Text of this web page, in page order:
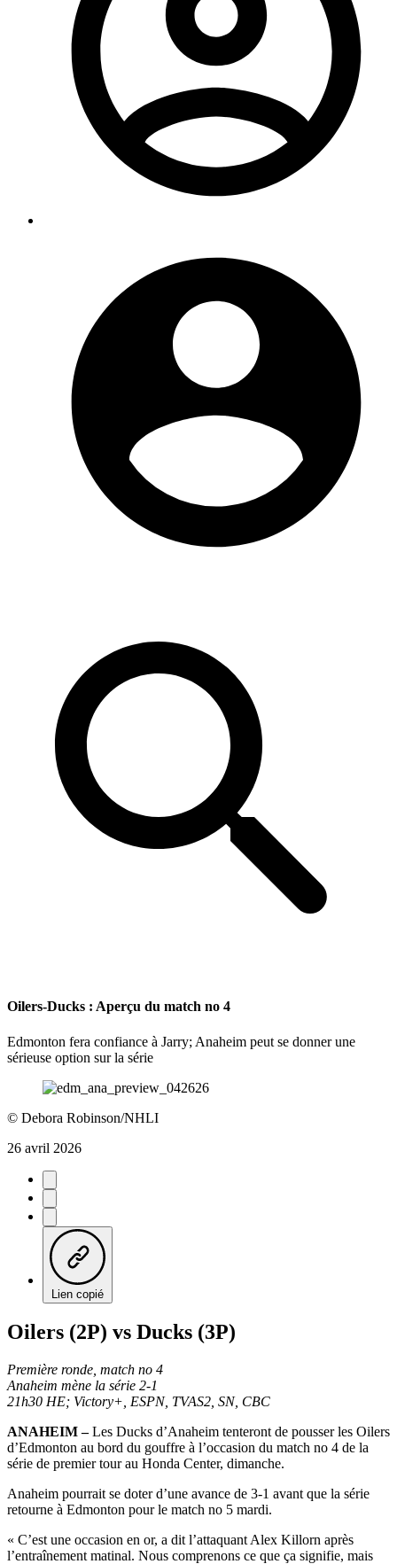
Oilers-Ducks : Aperçu du match no 4
Edmonton fera confiance à Jarry; Anaheim peut se donner une
sérieuse option sur la série
© Debora Robinson/NHLI
26 avril 2026
Lien copié
Oilers (2P) vs Ducks (3P)
Première ronde, match no 4
Anaheim mène la série 2-1
21h30 HE; Victory+, ESPN, TVAS2, SN, CBC
ANAHEIM –Les Ducks d’Anaheim tenteront de pousser les Oilers
d’Edmonton au bord du gouffre à l’occasion du match no 4 de la
série de premier tour au Honda Center, dimanche.
Anaheim pourrait se doter d’une avance de 3-1 avant que la série
retourne à Edmonton pour le match no 5 mardi.
« C’est une occasion en or, a dit l’attaquant Alex Killorn après
l’entraînement matinal. Nous comprenons ce que ça signifie, mais